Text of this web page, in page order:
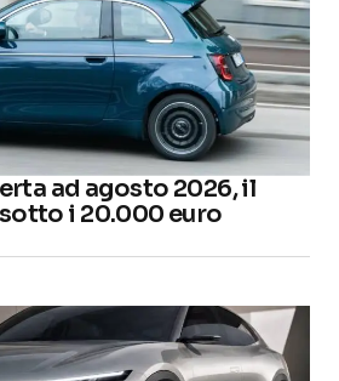
ad agosto 2026, il
i 20.000 euro